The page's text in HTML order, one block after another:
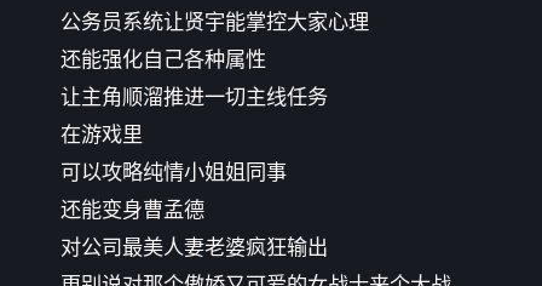
公务员系统让贤宇能掌控大家心理
还能强化自己各种属性
让主角顺溜推进一切主线任务
在游戏里
可以攻略纯情小姐姐同事
还能变身曹孟德
对公司最美人妻老婆疯狂输出